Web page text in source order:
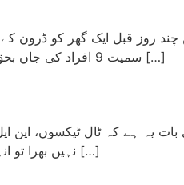
چند روز قبل ایک گھر کو
سمیت 9 افراد کی جاں بحق ہوئے۔ جان بحق افراد کے لواحقین اور علاقے کے عوام نے احتجاجاً سوات موٹر وے بند کر کے احتجاج […]
بات یہ ہے کہ ٹال ٹیکسوں،
نہیں بھرا تو انہوں نے تعمیر کیا اس آئی ایف سی کا ادارہ جو ماتحت ہو گا آرمی چیف صاحب کے اور جو کوئی بھی […]